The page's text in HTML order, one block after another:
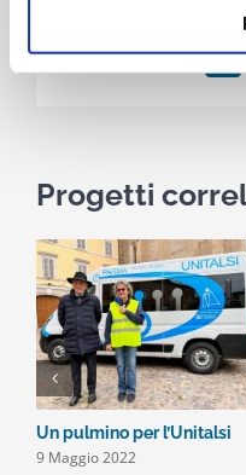
Condividi
Progetti
Un pulmino per l’Unitalsi
9 Maggio 2022